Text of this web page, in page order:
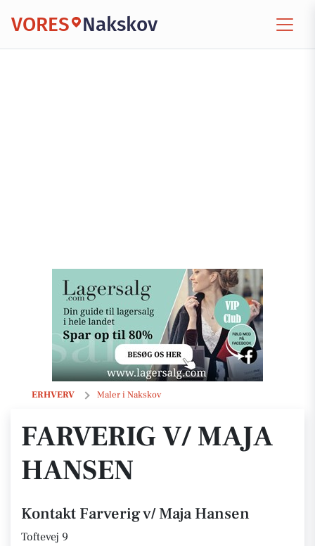
VORES Nakskov
ERHVERV Maler i Nakskov
Farverig v/ Maja Hansen
FARVERIG V/ MAJA
HANSEN
Kontakt Farverig v/ Maja Hansen
Toftevej 9